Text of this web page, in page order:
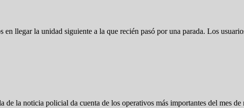
en llegar la unidad siguiente a la que recién pasó por una parada. Los
de la noticia policial da cuenta de los operativos más importantes del mes